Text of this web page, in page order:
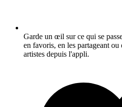
Garde un œil sur ce qui se
en favoris, en les partageant
artistes depuis l'appli.